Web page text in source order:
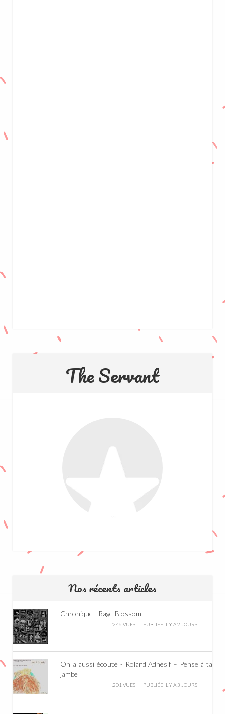
The Servant
Nos récents articles
Chronique - Rage Blossom
246 VUES PUBLIÉE IL Y A 2 JOURS
On a aussi écouté - Roland Adhésif – Pense à ta
jambe
201 VUES PUBLIÉE IL Y A 3 JOURS